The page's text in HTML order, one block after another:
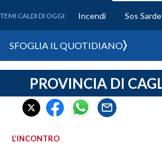
CRONACA SARDEGNA
CAGLIARI
SULCIS IGLESIENTE
TEMI CALDI DI OGGI: Incendi Sos
SFOGLIA IL QUOTIDIANO
PROVINCIA DI
L’INCONTRO